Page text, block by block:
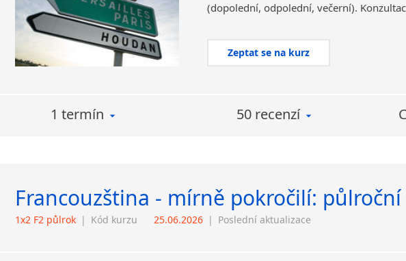
(dopolední, odpolední, večerní).
Zeptat se na kurz
1 termín 50 recenzí
Francouzština - mírně pokročilí:
1x2 F2 půlrok | Kód kurzu 25.06.2026 | Poslední aktualizace